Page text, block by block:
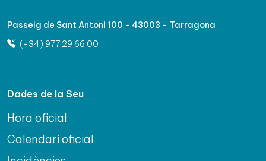
Passeig de Sant Antoni 100 - 43003 - Tarragona
(+34) 977 29 66 00
Dades de la Seu
Hora oficial
Calendari oficial